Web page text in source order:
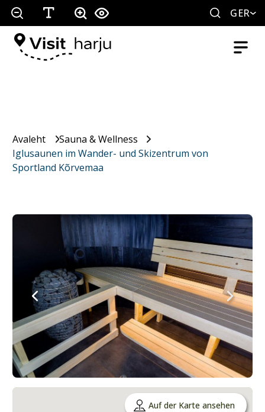
GER
Avaleht
Sauna & Wellness
Iglusaunen im Wander- und Skizentrum von
Sportland Kõrvemaa
Auf der Karte ansehen